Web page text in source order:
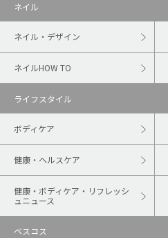
ネイル
ネイル・デザイン
ネイルHOW TO
ライフスタイル
ボディケア
健康・ヘルスケア
健康・ボディケア・リフレッシ
ュニュース
ベスコス